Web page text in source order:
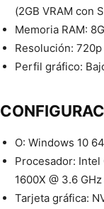
(2GB VRAM con
Memoria RAM:
Resolución: 720p
Perfil gráfico:
O: Windows 10
Procesador: Intel
1600X @ 3.6
Tarjeta gráfica: